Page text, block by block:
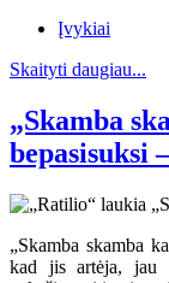
Įvykiai
Skaityti daugiau...
„Skamba
bepasisuksi
„Skamba skamba
kad jis artėja, jau